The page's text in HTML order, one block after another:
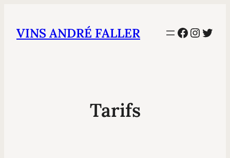
VINS ANDRÉ FALLER Facebook
Tarifs